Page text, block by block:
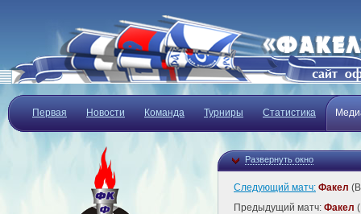
Первая Новости Команда Турниры Статистика
Развернуть окно
Следующий матч: Факел
Предыдущий матч: Факел